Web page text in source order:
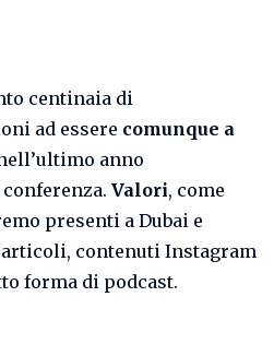
centinaia di
ad essere comunque a
anno
Valori, come
presenti a Dubai e
contenuti Instagram
forma di podcast.